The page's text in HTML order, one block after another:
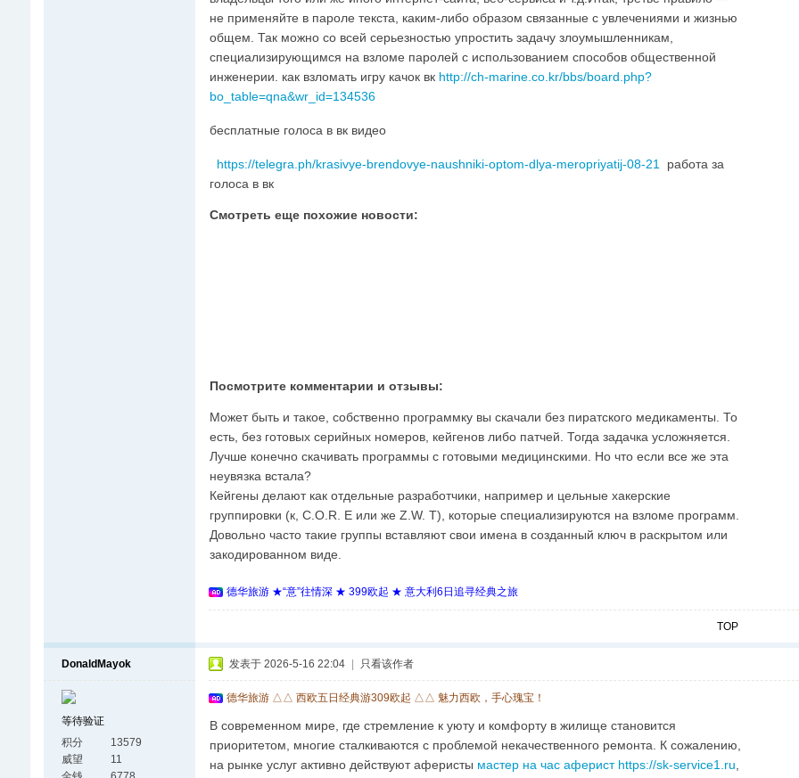
не применяйте в пароле текста, каким-либо образом связанные с увлечениями и жизнью
общем. Так можно со всей серьезностью упростить задачу злоумышленникам,
специализирующимся на взломе паролей с использованием способов общественной
инженерии. как взломать игру качок вк http://ch-marine.co.kr/bbs/board.php?
bo_table=qna&wr_id=134536
бесплатные голоса в вк видео
https://telegra.ph/krasivye-brendovye-naushniki-optom-dlya-meropriyatij-08-21
работа за
голоса в вк
Смотреть еще похожие новости:
Посмотрите комментарии и отзывы:
Может быть и такое, собственно программку вы скачали без пиратского медикаменты. То
есть, без готовых серийных номеров, кейгенов либо патчей. Тогда задачка усложняется.
Лучше конечно скачивать программы с готовыми медицинскими. Но что если все же эта
неувязка встала?
Кейгены делают как отдельные разработчики, например и цельные хакерские
группировки (к, C.O.R. E или же Z.W. T), которые специализируются на взломе программ.
Довольно часто такие группы вставляют свои имена в созданный ключ в раскрытом или
закодированном виде.
德华旅游 ★“意”往情深 ★ 399欧起 ★ 意大利6日追寻经典之旅
TOP
DonaldMayok
等待验证
积分
13579
威望
11
发表于 2026-5-16 22:04 只看该作者
德华旅游 △△ 西欧五日经典游309欧起 △△ 魅力西欧，手心瑰宝！
В современном мире, где стремление к уюту и комфорту в жилище становится
приоритетом, многие сталкиваются с проблемой некачественного ремонта. К сожалению,
на рынке услуг активно действуют аферисты мастер на час аферист https://sk-service1.ru